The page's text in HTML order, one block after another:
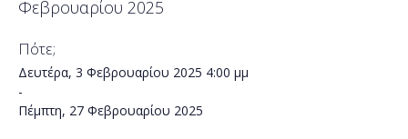
Φεβρουαρίου 2025
Πότε;
Δευτέρα, 3 Φεβρουαρίου 2025 4:00 μμ
-
Πέμπτη, 27 Φεβρουαρίου 2025